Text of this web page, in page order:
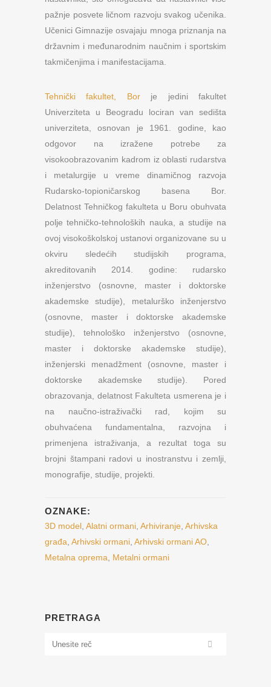
pažnje posvete ličnom razvoju svakog učenika.
Učenici Gimnazije osvajaju mnoga priznanja na
državnim i međunarodnim naučnim i sportskim
takmičenjima i manifestacijama.
Tehnički fakultet, Borje jedini fakultet
Univerziteta u Beogradu lociran van sedišta
univerziteta, osnovan je 1961. godine, kao
odgovor na izražene potrebe za
visokoobrazovanim kadrom iz oblasti rudarstva
i metalurgije u vreme dinamičnog razvoja
Rudarsko-topioničarskog basena Bor.
Delatnost Tehničkog fakulteta u Boru obuhvata
polje tehničko-tehnoloških nauka, a studije na
ovoj visokoškolskoj ustanovi organizovane su u
okviru sledećih studijskih programa,
akreditovanih 2014. godine: rudarsko
inženjerstvo (osnovne, master i doktorske
akademske studije), metalurško inženjerstvo
(osnovne, master i doktorske akademske
studije), tehnološko inženjerstvo (osnovne,
master i doktorske akademske studije),
inženjerski menadžment (osnovne, master i
doktorske akademske studije). Pored
obrazovanja, delatnost Fakulteta usmerena je i
na naučno-istraživački rad, kojim su
obuhvaćena fundamentalna, razvojna i
primenjena istraživanja, a rezultat toga su
brojni štampani radovi u inostranstvu i zemlji,
monografije, studije, projekti.
OZNAKE:
3D model Alatni ormani Arhiviranje Arhivska
građa Arhivski ormani Arhivski ormani AO
Metalna oprema
Metalni ormani
PRETRAGA